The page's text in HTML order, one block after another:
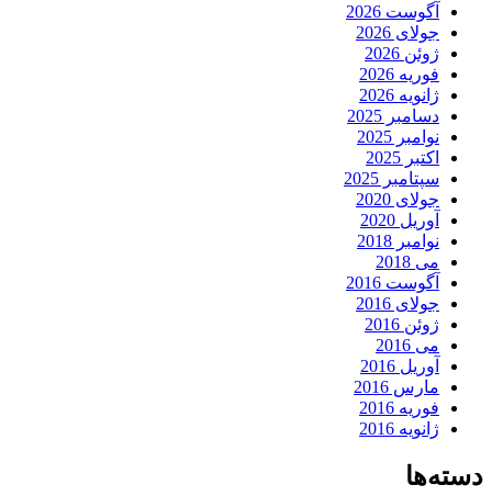
آگوست 2026
جولای 2026
ژوئن 2026
فوریه 2026
ژانویه 2026
دسامبر 2025
نوامبر 2025
اکتبر 2025
سپتامبر 2025
جولای 2020
آوریل 2020
نوامبر 2018
می 2018
آگوست 2016
جولای 2016
ژوئن 2016
می 2016
آوریل 2016
مارس 2016
فوریه 2016
ژانویه 2016
دسته‌ها